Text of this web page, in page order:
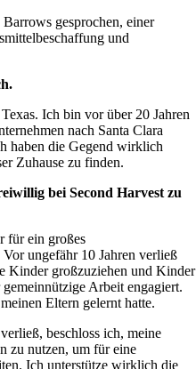
gesprochen, einer
und
Ich bin vor über 20 Jahren
nach Santa Clara
haben die Gegend wirklich
Zuhause zu finden.
bei Second Harvest zu
für ein großes
ungefähr 10 Jahren verließ
Kinder großzuziehen und Kinder
Arbeit engagiert.
Eltern gelernt hatte.
beschloss ich, meine
zu nutzen, um für eine
Ich unterstütze wirklich die